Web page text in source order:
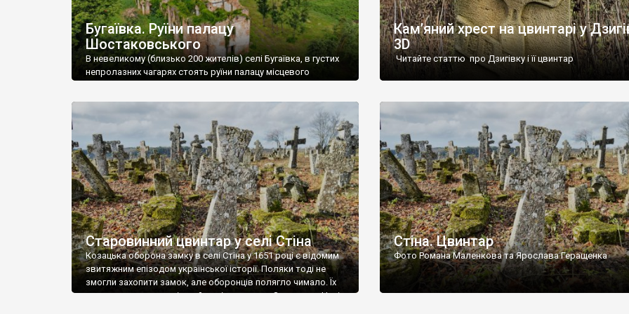
Бугаївка. Руїни палацу
Шостаковського
В невеликому (близько 200 жителів) селі Бугаївка, в густих
непролазних чагарях стоять руїни палацу місцевого
потім клуб, ще пізніше – гуртожиток. У 60-х роках минулого
століття тут розмістили туберкульозну лікарню. Коли із
палацу виїхала лікарня – ми точно не […]
Кам’яний хрест на цвинтарі у
3D
Читайте статтю про Дзигівку і її цвинтар
Старовинний цвинтар у селі Стіна
Козацька оборона замку в селі Стіна у 1651 році є відомим
звитяжним епізодом української історії. Поляки тоді не
змогли захопити замок, але оборонців полягло чимало. Їх
поховали на цвинтарі, який тоді називався Замковим. Нині
Стіна. Цвинтар
Фото Романа Маленкова та Ярослава Геращенка